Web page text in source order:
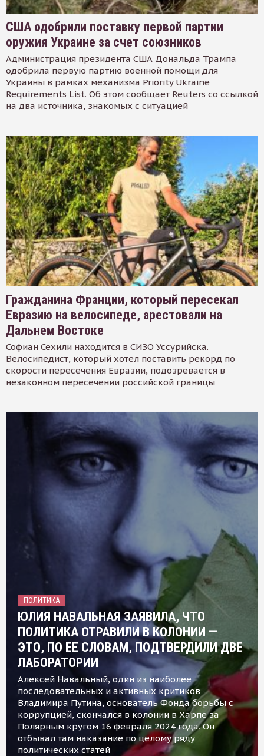
США одобрили поставку первой партии
оружия Украине за счет союзников
Администрация президента США Дональда Трампа
одобрила первую партию военной помощи для
Украины в рамках механизма Priority Ukraine
Requirements List. Об этом сообщает Reuters со ссылкой
на два источника, знакомых с ситуацией
Гражданина Франции, который пересекал
Евразию на велосипеде, арестовали на
Дальнем Востоке
Софиан Сехили находится в СИЗО Уссурийска.
Велосипедист, который хотел поставить рекорд по
скорости пересечения Евразии, подозревается в
незаконном пересечении российской границы
ПОЛИТИКА
ЮЛИЯ НАВАЛЬНАЯ ЗАЯВИЛА, ЧТО
ПОЛИТИКА ОТРАВИЛИ В КОЛОНИИ —
ЭТО, ПО ЕЕ СЛОВАМ, ПОДТВЕРДИЛИ ДВЕ
ЛАБОРАТОРИИ
Алексей Навальный, один из наиболее
последовательных и активных критиков
Владимира Путина, основатель Фонда борьбы с
коррупцией, скончался в колонии в Харпе за
Полярным кругом 16 февраля 2024 года. Он
отбывал там наказание по целому ряду
политических статей